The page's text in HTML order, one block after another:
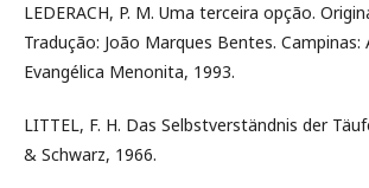
LEDERACH, P. M. Uma terceira opção.
Tradução: João Marques Bentes. Campinas:
Evangélica Menonita, 1993.
LITTEL, F. H. Das Selbstverständnis der
& Schwarz, 1966.